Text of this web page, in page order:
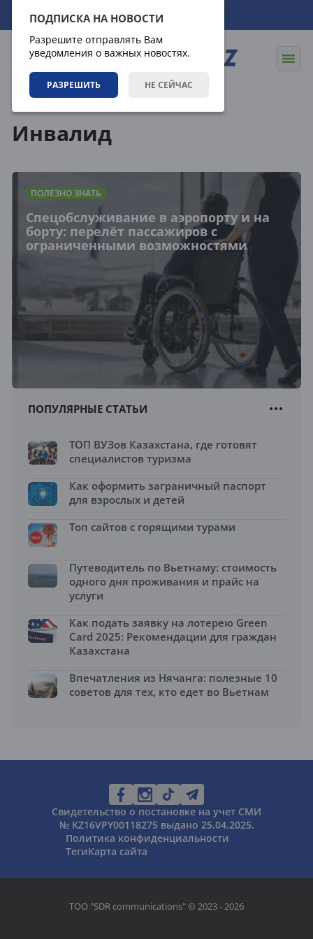
ПОДПИСКА НА НОВОСТИ
Разрешите отправлять Вам
уведомления о важных новостях.
РАЗРЕШИТЬ НЕ СЕЙЧАС
08.08.2026 13:03:32
Инвалид
ПОЛЕЗНО ЗНАТЬ
Спецобслуживание в аэропорту и на
борту: перелёт пассажиров с
ограниченными возможностями
ПОПУЛЯРНЫЕ СТАТЬИ
ТОП ВУЗов Казахстана, где готовят
специалистов туризма
Как оформить заграничный паспорт
для взрослых и детей
Топ сайтов с горящими турами
Путеводитель по Вьетнаму: стоимость
одного дня проживания и прайс на
услуги
Как подать заявку на лотерею Green
Card 2025: Рекомендации для граждан
Казахстана
Впечатления из Нячанга: полезные 10
советов для тех, кто едет во Вьетнам
Свидетельство о постановке на учет СМИ
№ KZ16VPY00118275 выдано 25.04.2025.
Политика конфиденциальности
ТегиКарта сайта
ТОО "SDR communications" © 2023 - 2026